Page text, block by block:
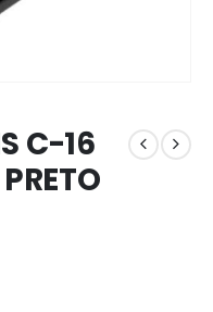
C-16